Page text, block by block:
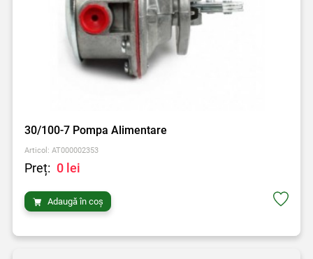
30/100-7 Pompa Alimentare
Articol: AT000002353
Preț: 0 lei
Adaugă în coș